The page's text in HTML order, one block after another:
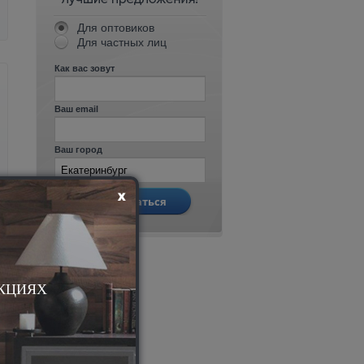
Для оптовиков
Для частных лиц
Как вас зовут
Ваш email
Ваш город